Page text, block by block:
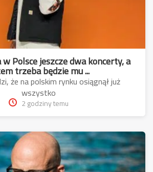
Polsce jeszcze dwa koncerty, a
potem trzeba będzie mu ...
że na polskim rynku osiągnął już
wszystko
2 godziny temu